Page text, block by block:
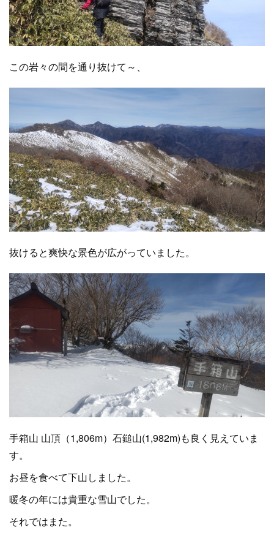
この岩々の間を通り抜けて～、
抜けると爽快な景色が広がっていました。
手箱山 山頂（1,806m）石鎚山(1,982m)も良く見えていま
す。
お昼を食べて下山しました。
暖冬の年には貴重な雪山でした。
それではまた。